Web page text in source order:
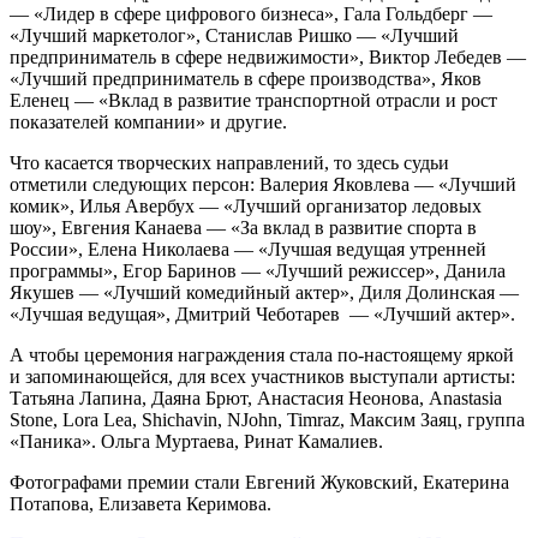
— «Лидер в сфере цифрового бизнеса», Гала Гольдберг —
«Лучший маркетолог», Станислав Ришко — «Лучший
предприниматель в сфере недвижимости», Виктор Лебедев —
«Лучший предприниматель в сфере производства», Яков
Еленец — «Вклад в развитие транспортной отрасли и рост
показателей компании» и другие.
Что касается творческих направлений, то здесь судьи
отметили следующих персон: Валерия Яковлева — «Лучший
комик», Илья Авербух — «Лучший организатор ледовых
шоу», Евгения Канаева — «За вклад в развитие спорта в
России», Елена Николаева — «Лучшая ведущая утренней
программы», Егор Баринов — «Лучший режиссер», Данила
Якушев — «Лучший комедийный актер», Диля Долинская —
«Лучшая ведущая», Дмитрий Чеботарев — «Лучший актер».
А чтобы церемония награждения стала по-настоящему яркой
и запоминающейся, для всех участников выступали артисты:
Татьяна Лапина, Даяна Брют, Анастасия Неонова, Anastasia
Stone, Lora Lea, Shichavin, NJohn, Timraz, Максим Заяц, группа
«Паника». Ольга Муртаева, Ринат Камалиев.
Фотографами премии стали Евгений Жуковский, Екатерина
Потапова, Елизавета Керимова.